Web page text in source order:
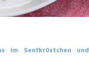
im Senfkrüstchen und